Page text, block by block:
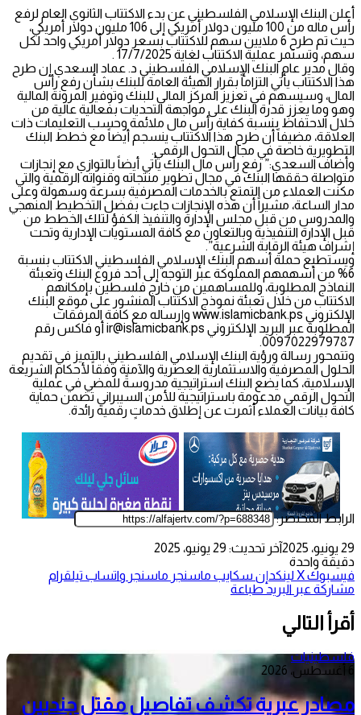
أعلن البنك الإسلامي الفلسطيني عن بدء الاكتتاب الثانوي العام لرفع
رأس ماله من 100 مليون دولار أمريكي إلى 106 مليون دولار أمريكي،
حيث تم طرح 6 ملايين سهم للاكتتاب بسعر دولار أمريكي واحد لكل
سهم، وتستمر عملية الاكتتاب لغاية 17/7/2025 .
وقال مدير عام البنك الإسلامي الفلسطيني د. عماد السعدي إن طرح
هذا الاكتتاب يأتي التزاماً بقرار الهيئة العامة للبنك بشأن رفع رأس
المال، وسيسهم في تعزيز المركز المالي للبنك وتوفير المرونة المالية
وهو وما يعزز قدرة البنك على مواجهة التحديات بفعالية عالية من
خلال الاحتفاظ بنسبة كفاية رأس مال ملائمة وحسب التعليمات ذات
العلاقة، مضيفاً أن طرح هذا الاكتتاب ينسجم أيضاً مع خطط البنك
التطويرية خاصة في مجال التحول الرقمي.
وأضاف السعدي:” رفع رأس مال البنك يأتي أيضاً بالتوازي مع إنجازات
متواصلة حققها البنك في مجال تطوير منتجاته وقنواته الرقمية والتي
مكنت العملاء من التمتع بالخدمات المصرفية بسرعة وسهولة وعلى
مدار الساعة، مشيراً أن هذه الإنجازات جاءت بفضل التخطيط المنهجي
والمدروس من قبل مجلس الإدارة والتنفيذ الكفؤ لتلك الخطط من
قبل الإدارة التنفيذية وبالتعاون مع كافة المستويات الإدارية وتحت
إشراف هيئة الرقابة الشرعية”.
ويستطيع حملة أسهم البنك الإسلامي الفلسطيني الاكتتاب بنسبة
6% من أسهمهم المملوكة عبر التوجه إلى أحد فروع البنك وتعبئة
النماذج المطلوبة، وللمساهمين من خارج فلسطين بإمكانهم
الاكتتاب من خلال تعبئة نموذج الاكتتاب المنشور على موقع البنك
الإلكتروني www.islamicbank.ps وإرساله مع كافة المرفقات
المطلوبة عبر البريد الإلكتروني ir@islamicbank.ps أو فاكس رقم
0097022979787.
وتتمحور رسالة ورؤية البنك الإسلامي الفلسطيني بالتميز في تقديم
الحلول المصرفية والاستثمارية العصرية والآمنة وفقاً لأحكام الشريعة
الإسلامية، كما يضع البنك استراتيجية مدروسةً للمضي في عملية
التحول الرقمي مدعومة باستراتيجية للأمن السيبراني تضمن حماية
كافة بيانات العملاء أثمرت عن إطلاق خدماتٍ رقمية رائدة.
الرابط المختصر:
29 يونيو، 2025
آخر تحديث: 29 يونيو، 2025
دقيقة واحدة
فيسبوك‫Xلينكدإن سكايب ماسنجر ماسنجر واتساب تيلقرام
مشاركة عبر البريد طباعة
أقرأ التالي
فلسطينيات
6 أغسطس، 2026
مصادر عبرية تكشف تفاصيل مقتل جنديين